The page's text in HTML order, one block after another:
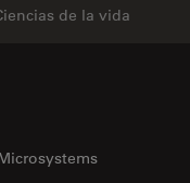
de la vida